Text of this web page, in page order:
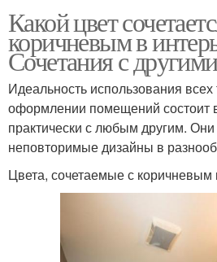
Какой цвет
коричневым в
Сочетания с
Идеальность использования всех
оформлении помещений состоит
практически с любым другим.
неповторимые дизайны в
Цвета, сочетаемые с коричневым